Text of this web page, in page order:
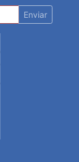
Enviar